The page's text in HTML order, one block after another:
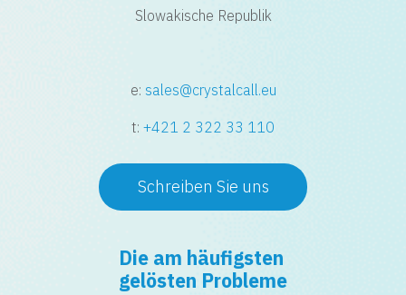
Slowakische Republik
e: sales@crystalcall.eu
t: +421 2 322 33 110
Schreiben Sie uns
Die am häufigsten
gelösten Probleme